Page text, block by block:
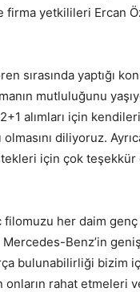
firma yetkilileri Ercan
sırasında yaptığı
mutluluğunu
alımları için
diliyoruz.
için çok teşekkür
filomuzu her daim
Benz’in
bulunabilirliği bizim
rahat etmeleri